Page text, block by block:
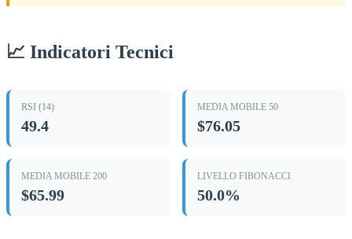
📈 Indicatori Tecnici
RSI (14)
49.4
MEDIA MOBILE 50
$76.05
MEDIA MOBILE 200
$65.99
LIVELLO FIBONACCI
50.0%